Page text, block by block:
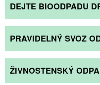
DEJTE BIOODPADU
PRAVIDELNÝ SVOZ
ŽIVNOSTENSKÝ